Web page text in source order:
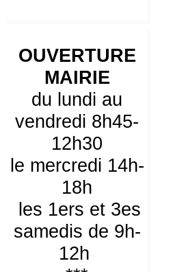
OUVERTURE
MAIRIE
du lundi au
vendredi 8h45-
12h30
le mercredi 14h-
18h
les 1ers et 3es
samedis de 9h-
12h